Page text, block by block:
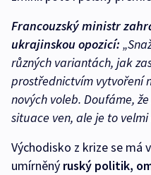
Francouzský ministr
ukrajinskou opozicí:
různých variantách, jak
prostřednictvím vytvoření
nových voleb. Doufáme,
situace ven, ale je to velmi
Východisko z krize se má
umírněný ruský politik,